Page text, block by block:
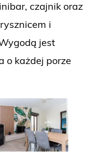
czajnik oraz
i
jest
o każdej porze